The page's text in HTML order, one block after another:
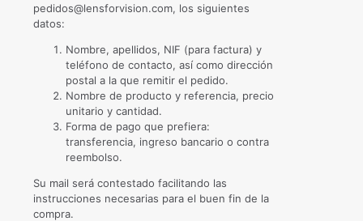
pedidos@lensforvision.com, los siguientes
datos:
Nombre, apellidos, NIF (para factura) y
teléfono de contacto, así como dirección
postal a la que remitir el pedido.
Nombre de producto y referencia, precio
unitario y cantidad.
Forma de pago que prefiera:
transferencia, ingreso bancario o contra
reembolso.
Su mail será contestado facilitando las
instrucciones necesarias para el buen fin de la
compra.